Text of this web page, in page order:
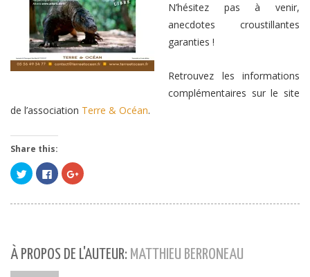
N’hésitez pas à venir,
anecdotes croustillantes
garanties !
Retrouvez les informations
complémentaires sur le site
de l’association Terre & Océan.
Share this:
Cliquez
pour
partager
Twitter(ouvre
Cliquez
pour
partager
Facebook(ouvre
Cliquez
pour
Google+
fenêtre)
À PROPOS DE L'AUTEUR: MATTHIEU BERRONEAU